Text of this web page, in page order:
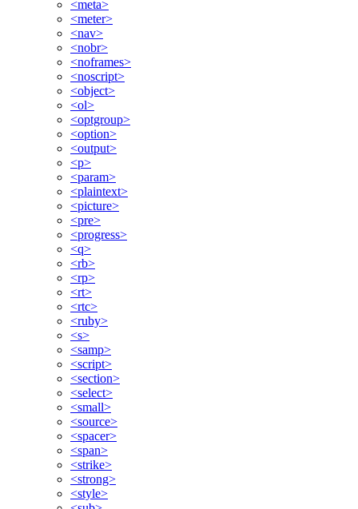
<meta>
<meter>
<nav>
<nobr>
<noframes>
<noscript>
<object>
<ol>
<optgroup>
<option>
<output>
<p>
<param>
<plaintext>
<picture>
<pre>
<progress>
<q>
<rb>
<rp>
<rt>
<rtc>
<ruby>
<s>
<samp>
<script>
<section>
<select>
<small>
<source>
<spacer>
<span>
<strike>
<strong>
<style>